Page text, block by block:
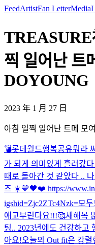
FeedArtistFan LetterMedia
찍 일어난 트
DOYOUNG
2023 年 1 月 27 日
아침 일찍 일어난 트메 모
💣롯데월드행복공유뭐라
가 되게 의미있게 흘러갔
때로 돌아간 것 같았다 ..
즈 ☀️💛🖤❤️ https://
igshid=Zjc2ZTc4Nzk=모
애교부린다요!!!🥰새해복
팅.. 2023년에도 건강하고
아요!오늘의 Out fit은 강